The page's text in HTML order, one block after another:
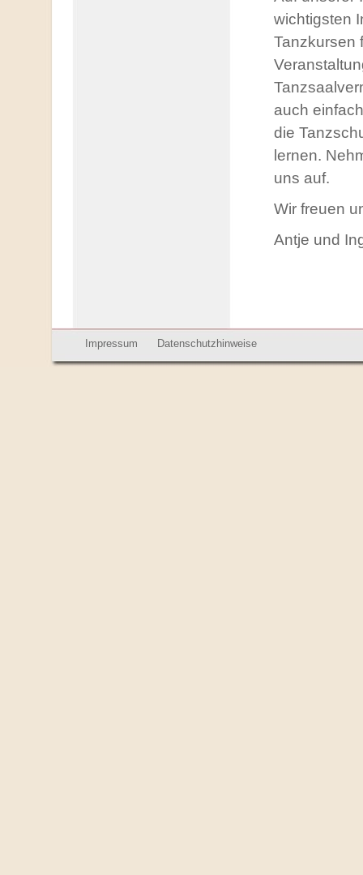
wichtigsten
Tanzkursen
auch
die
lernen.
uns auf.
Wir freuen
Antje und
Impressum Datenschutzhinweise